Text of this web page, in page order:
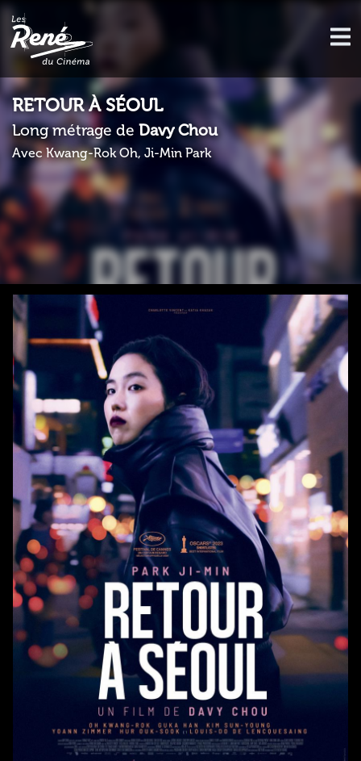
RETOUR À SÉOUL
Long métrage de Davy Chou
Avec Kwang-Rok Oh, Ji-Min Park